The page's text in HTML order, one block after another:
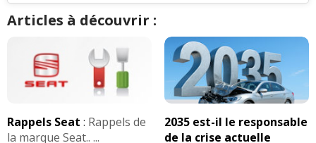
Articles à découvrir :
Rappels Seat : Rappels de
la marque Seat.. ...
2035 est-il le responsable
de la crise actuelle